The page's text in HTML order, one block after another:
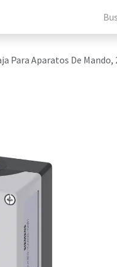
Para Aparatos De